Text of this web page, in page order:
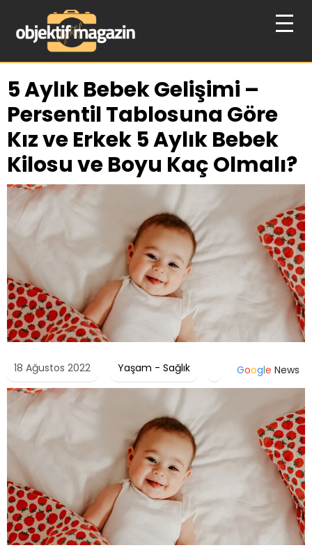
5 Aylık Bebek Gelişimi –
Persentil Tablosuna Göre
Kız ve Erkek 5 Aylık Bebek
Kilosu ve Boyu Kaç Olmalı?
18 Ağustos 2022 Yaşam - Sağlık Google News